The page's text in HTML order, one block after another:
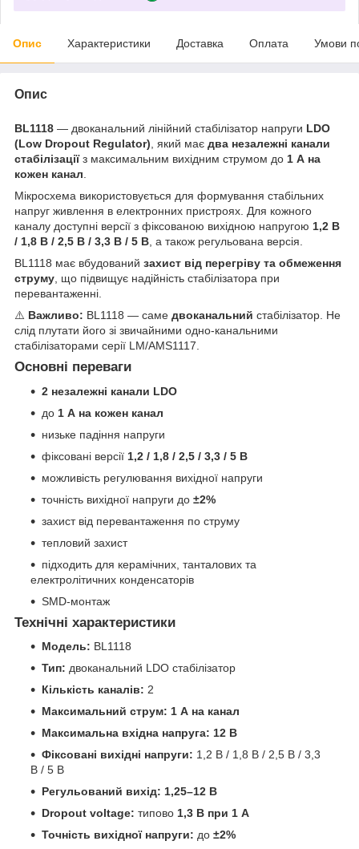
Опис Характеристики Доставка Оплата Умови
Опис
BL1118 — двоканальний лінійний стабілізатор напруги LDO
(Low Dropout Regulator) , який має два незалежні канали
стабілізаціїз максимальним вихідним струмом до 1 А на
кожен канал
Мікросхема використовується для формування стабільних
напруг живлення в електронних пристроях. Для кожного
каналу доступні версії з фіксованою вихідною напругою 1,2 В
/ 1,8 В / 2,5 В / 3,3 В / 5 В , а також регульована версія.
BL1118 має вбудований захист від перегріву та обмеження
струму , що підвищує надійність стабілізатора при
перевантаженні.
⚠️ Важливо: BL1118 — саме двоканальний стабілізатор. Не
слід плутати його зі звичайними одно-канальними
стабілізаторами серії LM/AMS1117.
Основні переваги
2 незалежні канали LDO
до 1 А на кожен канал
низьке падіння напруги
фіксовані версії 1,2 / 1,8 / 2,5 / 3,3 / 5 В
можливість регулювання вихідної напруги
точність вихідної напруги до ±2%
захист від перевантаження по струму
тепловий захист
підходить для керамічних, танталових та
електролітичних конденсаторів
SMD-монтаж
Технічні характеристики
Модель: BL1118
Тип: двоканальний LDO стабілізатор
Кількість каналів: 2
Максимальний струм: 1 А на канал
Максимальна вхідна напруга: 12 В
Фіксовані вихідні напруги: 1,2 В / 1,8 В / 2,5 В / 3,3
В / 5 В
Регульований вихід: 1,25–12 В
Dropout voltage: типово 1,3 В при 1 А
Точність вихідної напруги: до ±2%